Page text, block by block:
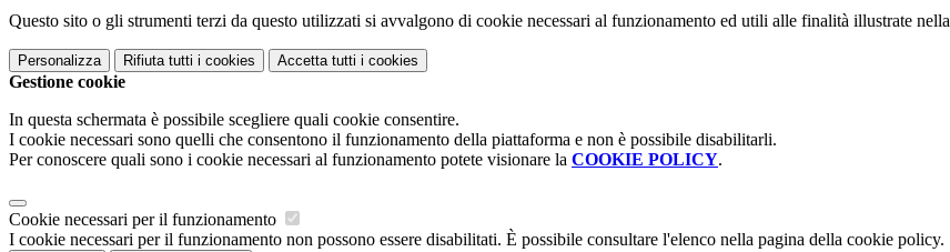
Questo sito o gli strumenti terzi da questo utilizzati si avvalgono di cookie necessari al funzionamento ed utili alle finalità illustrate nella
Personalizza Rifiuta tutti i cookies Accetta tutti i cookies
Gestione cookie
In questa schermata è possibile scegliere quali cookie consentire.
I cookie necessari sono quelli che consentono il funzionamento della piattaforma e non è possibile disabilitarli.
Per conoscere quali sono i cookie necessari al funzionamento potete visionare la COOKIE POLICY.
Cookie necessari per il funzionamento
I cookie necessari per il funzionamento non possono essere disabilitati. È possibile consultare l'elenco nella pagina della cookie policy.